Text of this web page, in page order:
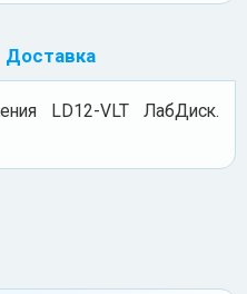
Доставка
LD12-VLT ЛабДиск.